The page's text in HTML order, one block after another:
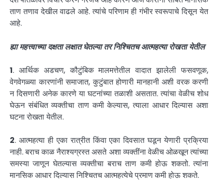
ताण तणाव देखील वाढले आहे. त्यांचे परिणाम ही गंभीर स्वरूपाचे दिसून येत
आहे.
ह्या महत्त्वाच्या दक्षता लक्षात घेतल्या तर निश्चितच आत्महत्या रोखता येतील
1. आर्थिक अडचण, कौटुंबिक मालमत्तेतील वादात झालेली फसवणूक,
वेगवेगळ्या कारणांनी समाजात, कुटुंबात होणारी मानहानी अशी वरक करणी
न दिसणारी अनेक कारणे या घटनांच्या तळाशी असतात. त्यांचा वेळीच शोध
घेऊन संबंधित व्यक्तीचा ताण कमी केल्यास, त्याला आधार दिल्यास अशा
घटना रोखता येतील.
2. आत्महत्या ही एका रात्रीत किंवा एका दिवसात घडून येणारी प्रक्रिया
नाही. बराच काळ नैराश्यग्रस्त असते अशा व्यक्तींना वेळीच ओळखून त्यांच्या
समस्या जाणून घेतल्यास व्यक्तीचा बराच ताण कमी होऊ शकतो. त्यांना
मानसिक आधार दिल्यास निश्चितच आत्महत्येचे प्रमाण कमी होऊ शकते.